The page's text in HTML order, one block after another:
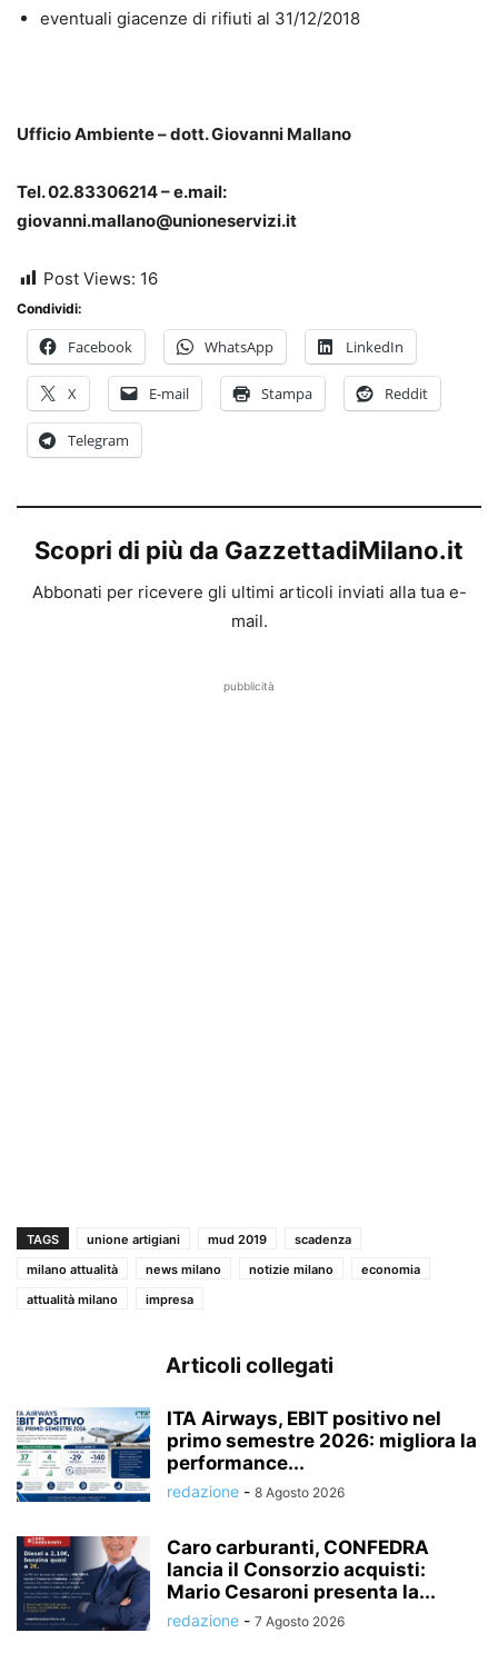
eventuali giacenze di rifiuti al 31/12/2018
Ufficio Ambiente – dott. Giovanni Mallano
Tel. 02.83306214 – e.mail:
giovanni.mallano@unioneservizi.it
Post Views: 16
Condividi:
Facebook WhatsApp LinkedIn
X E-mail Stampa Reddit
Telegram
Scopri di più da GazzettadiMilano.it
Abbonati per ricevere gli ultimi articoli inviati alla tua e-
mail.
pubblicità
TAGS unione artigiani mud 2019
scadenza
milano attualità
news milano notizie milano
economia
attualità milano
impresa
Articoli collegati
ITA Airways, EBIT positivo nel
primo semestre 2026: migliora la
performance...
redazione - 8 Agosto 2026
Caro carburanti, CONFEDRA
lancia il Consorzio acquisti:
Mario Cesaroni presenta la...
redazione - 7 Agosto 2026